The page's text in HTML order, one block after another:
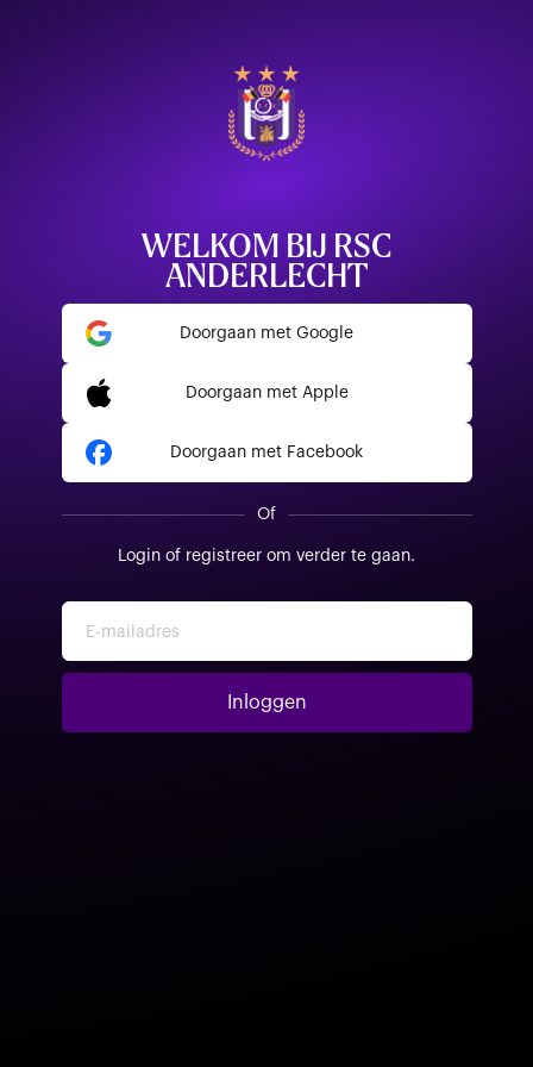
WELKOM BIJ RSC
ANDERLECHT
Doorgaan met Google
Doorgaan met Apple
Doorgaan met Facebook
Of
Login of registreer om verder te gaan.
E-mailadres
Inloggen